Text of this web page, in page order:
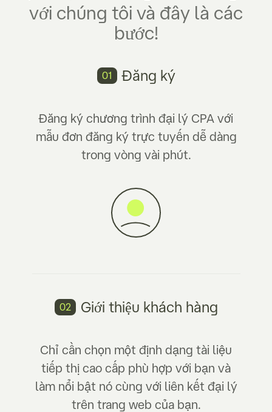
với chúng tôi và đây là các
bước!
01 Đăng ký
Đăng ký chương trình đại lý CPA với
mẫu đơn đăng ký trực tuyến dễ dàng
trong vòng vài phút.
02 Giới thiệu khách hàng
Chỉ cần chọn một định dạng tài liệu
tiếp thị cao cấp phù hợp với bạn và
làm nổi bật nó cùng với liên kết đại lý
trên trang web của bạn.